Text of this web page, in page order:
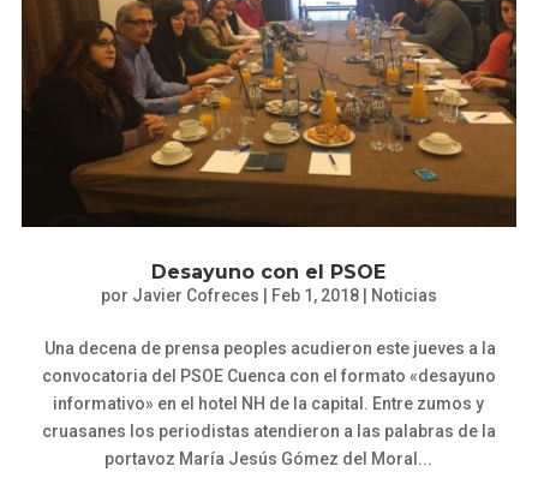
Desayuno con el PSOE
por Javier Cofreces Feb 1, 2018| Noticias
Una decena de prensa peoples acudieron este jueves a la
convocatoria del PSOE Cuenca con el formato «desayuno
informativo» en el hotel NH de la capital. Entre zumos y
cruasanes los periodistas atendieron a las palabras de la
portavoz María Jesús Gómez del Moral...